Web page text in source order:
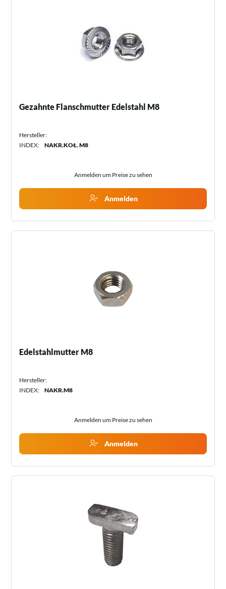
Gezahnte Flanschmutter Edelstahl M8
Hersteller:
INDEX:
NAKR.KOŁ. M8
Anmelden um Preise zu sehen
Anmelden
Edelstahlmutter M8
Hersteller:
INDEX:
NAKR.M8
Anmelden um Preise zu sehen
Anmelden